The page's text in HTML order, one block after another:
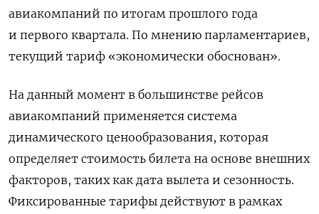
авиакомпаний по итогам прошлого года
и первого квартала. По мнению парламентариев,
текущий тариф «экономически обоснован».
На данный момент в большинстве рейсов
авиакомпаний применяется система
динамического ценообразования, которая
определяет стоимость билета на основе внешних
факторов, таких как дата вылета и сезонность.
Фиксированные тарифы действуют в рамках